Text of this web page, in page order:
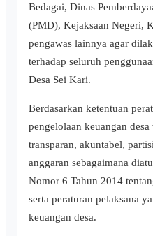
Bedagai, Dinas
(PMD), Kejaksaan Negeri,
pengawas lainnya agar
terhadap seluruh
Desa Sei Kari.
Berdasarkan ketentuan
pengelolaan keuangan
transparan, akuntabel,
anggaran sebagaimana
Nomor 6 Tahun 2014
serta peraturan pelaksana
keuangan desa.